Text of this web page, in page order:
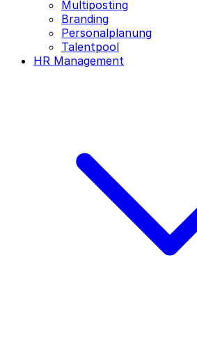
Multiposting
Branding
Personalplanung
Talentpool
HR Management